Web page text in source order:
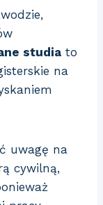
studia to
na
uwagę na
cywilną,